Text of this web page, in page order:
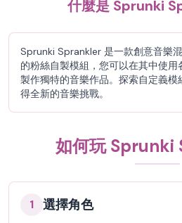
什麼是 Sprunki
Sprunki Sprankler 是一款創意音樂
的粉絲自製模組，您可以在其中使
製作獨特的音樂作品。探索自定義模
得全新的音樂挑戰。
如何玩
1 選擇角色